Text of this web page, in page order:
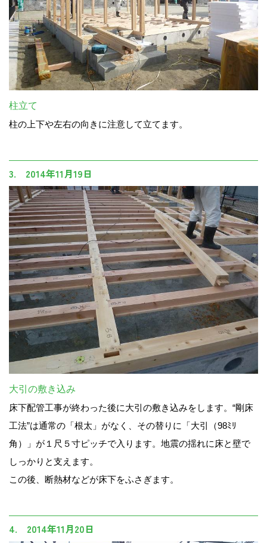
柱立て
柱の上下や左右の向きに注意して立てます。
3. 2014年11月19日
大引の敷き込み
床下配管工事が終わった後に大引の敷き込みをします。“剛床
工法”は通常の「根太」がなく、その替りに「大引（98ﾐﾘ
角）」が１尺５寸ピッチで入ります。地震の揺れに床と壁で
しっかりと支えます。
この後、断熱材などが床下をふさぎます。
4. 2014年11月20日